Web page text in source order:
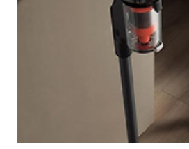
가 괜찮고 7살 부터는 모레카 키즈 이런식으로
분들에게 좋은 제품들도 따로 판매하고 있는
민 D3 함량이 좀 다르게 되어있습니다. 아이가